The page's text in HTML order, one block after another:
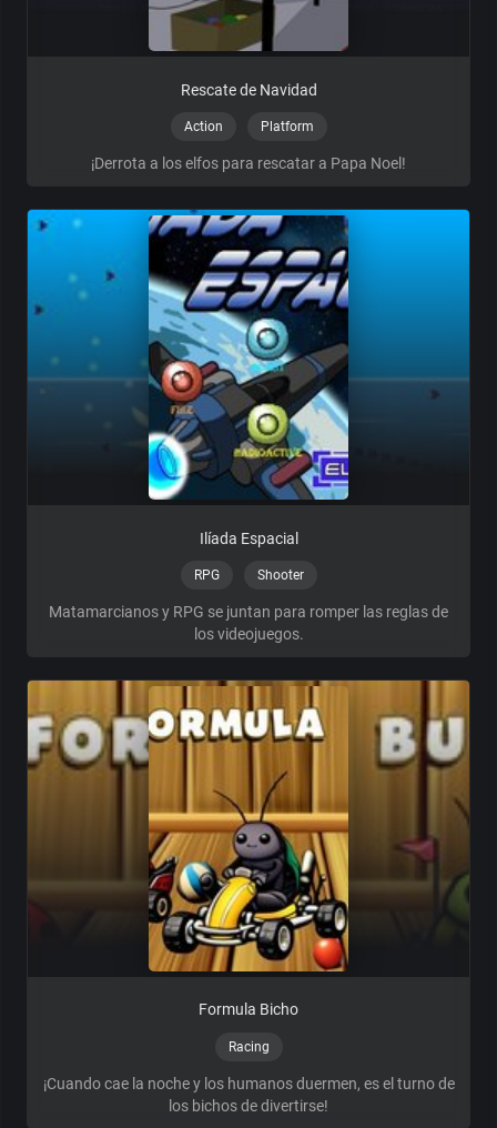
Rescate de Navidad
Action Platform
¡Derrota a los elfos para rescatar a Papa Noel!
Ilíada Espacial
RPG Shooter
Matamarcianos y RPG se juntan para romper las reglas de
los videojuegos.
Formula Bicho
Racing
¡Cuando cae la noche y los humanos duermen, es el turno de
los bichos de divertirse!